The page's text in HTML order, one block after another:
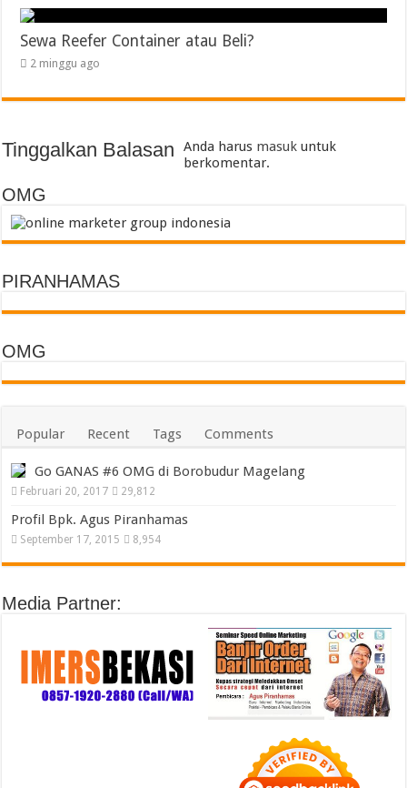
Sewa Reefer Container atau Beli?
2 minggu ago
Tinggalkan Balasan Anda harus masuk untuk
berkomentar.
OMG
PIRANHAMAS
OMG
Popular Recent Tags Comments
Go GANAS #6 OMG di Borobudur Magelang
Februari 20, 2017 29,812
Profil Bpk. Agus Piranhamas
September 17, 2015 8,954
Media Partner: